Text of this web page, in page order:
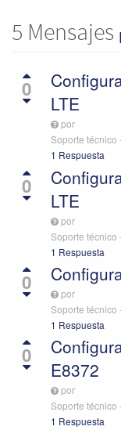
5 Mensajes
0
LTE
por
Soporte técnico
1 Respuesta
0
LTE
por
Soporte técnico
1 Respuesta
0
por
Soporte técnico
1 Respuesta
0
E8372
por
Soporte técnico
1 Respuesta